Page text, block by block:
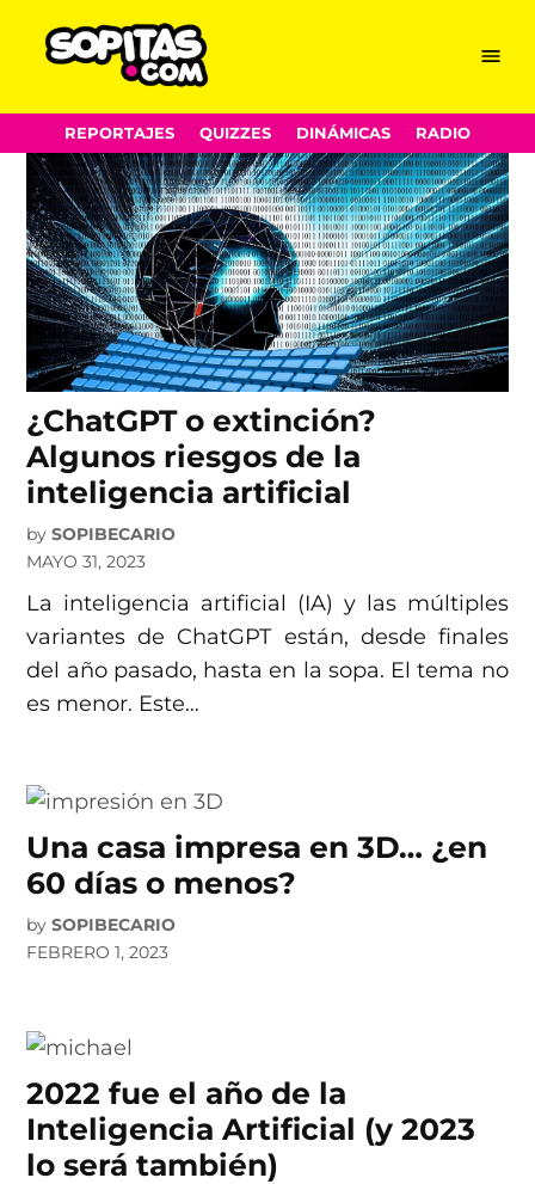
content
Menu
REPORTAJES QUIZZES DINÁMICAS RADIO
disrupción
¿ChatGPT o extinción?
Algunos riesgos de la
inteligencia artificial
by SOPIBECARIO
MAYO 31, 2023
La inteligencia artificial (IA) y las múltiples
variantes de ChatGPT están, desde finales
del año pasado, hasta en la sopa. El tema no
es menor. Este…
Una casa impresa en 3D… ¿en
60 días o menos?
by SOPIBECARIO
FEBRERO 1, 2023
2022 fue el año de la
Inteligencia Artificial (y 2023
lo será también)